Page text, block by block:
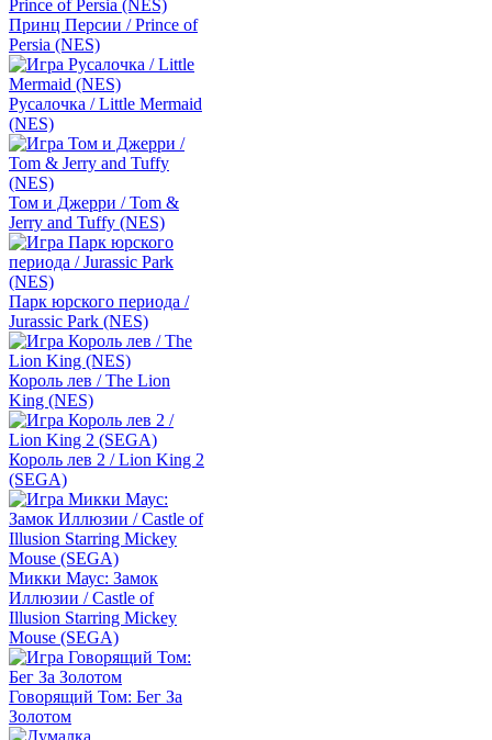
Принц Персии / Prince of
Persia (NES)
Русалочка / Little Mermaid
(NES)
Том и Джерри / Tom &
Jerry and Tuffy (NES)
Парк юрского периода /
Jurassic Park (NES)
Король лев / The Lion
King (NES)
Король лев 2 / Lion King 2
(SEGA)
Микки Маус: Замок
Иллюзии / Castle of
Illusion Starring Mickey
Mouse (SEGA)
Говорящий Том: Бег За
Золотом